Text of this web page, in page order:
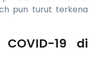
pun turut terkena
19 di